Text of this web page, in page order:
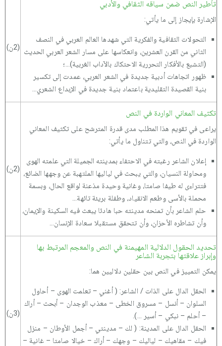
تأطير النص ضمن سياقه الثقافي والأدبي
الإشارة بإيجاز إلى ما يأتي:
التحولات الثقافية والفكرية التي شهدها العالم العربي في النصف
الثاني من القرن العشرين، وانعكاسها على مسار الشعر العربي الحديث
(التشبع بالأفكار التحررية الاحتكاك بالآداب الغربية)...؛
ظهور اتجاهات أدبية جديدة في الشعر العربي، عمدت إلى تكسير
بنية القصيدة التقليدية باعتماد بنية جديدة في الإبداع الشعري...
(2ن)
تكثيف المعاني الواردة في النص
يراعى في تقويم هذا المطلب مدى قدرة المترشح على تكثيف المعاني
الواردة في النص، والتي تتناول ما يأتي:
إعلان الشاعر رغبته في الاحتفاء بمدينته الجميلة التي علمته الهوى
ومحاولة النسيان، والتي يبحث في لياليها الملتهبة عن وجهها الضائع،
فتتراءى له طيفا صامتا، وغانية وحيدة مذعنة لواقع الحال، وبسمة
محملة بالأسى وطعم الانقياد، وطفلة بريئة تائهة...
حلم الشاعر بأن تمنحه مدينته حبا هادئا يبعث فيه السكينة والإيمان،
وأن تشاطره الأحزان، وأن تتحقق مستقبلا سعادة الإنسان...
(2ن)
تحديد الحقول الدلالية المهيمنة في النص والمعجم المرتبط بها
وإبراز علاقتها بتجربة الشاعر
يمكن التمييز في النص بين حقلين دلاليين هما:
الحقل الدال على الذات / الشاعر: ( أغني – تعلمت الهوى – أحاول
السلوان – أنسل – مسروق الخطى – معذب الوجدان – أبحث – أراك
– أحلم – نبكي – أسير ...).
الحقل الدال على المدينة: ( لك – مدينتي – أجمل الأوطان – منزل
فيك – مقاهيك – لياليك – وجهك – أراك – خيالا صامتا – غانية –
(3ن)